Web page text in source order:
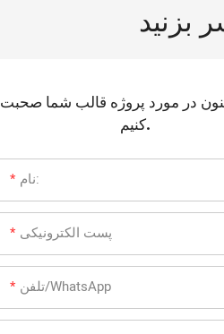
بزنید
در مورد پروژه قالب شما صحبت
کنیم.
نام:
پست الکترونیکی
تلفن/WhatsApp